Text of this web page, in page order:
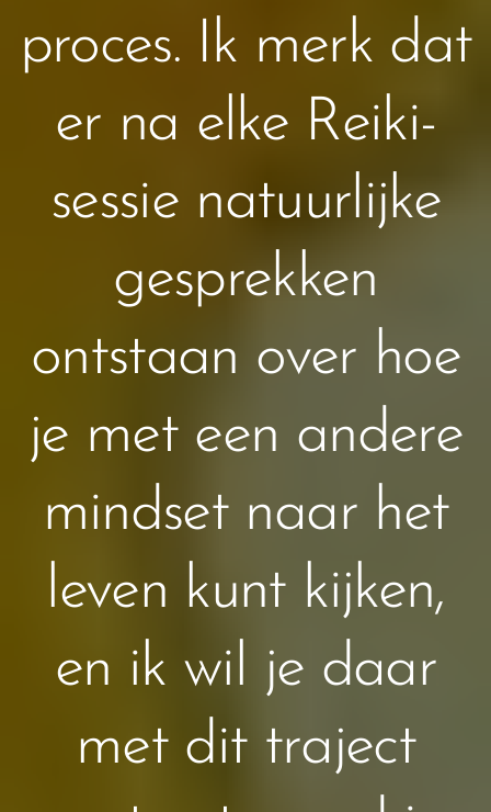
proces. Ik merk dat
er na elke Reiki-
sessie natuurlijke
gesprekken
ontstaan over hoe
je met een andere
mindset naar het
leven kunt kijken,
en ik wil je daar
met dit traject